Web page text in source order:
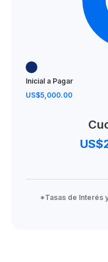
Inicial a Pagar
US$5,000.00
*Tasas de Interés